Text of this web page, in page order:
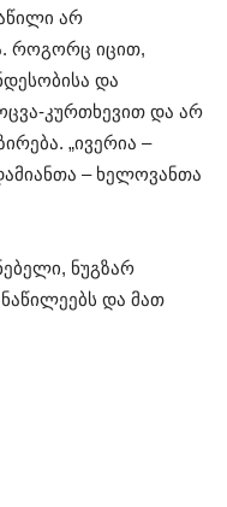
არ
როგორც იცით,
და
კურთხევით და არ
„ივერია –
– ხელოვანთა
ნუგზარ
და მათ